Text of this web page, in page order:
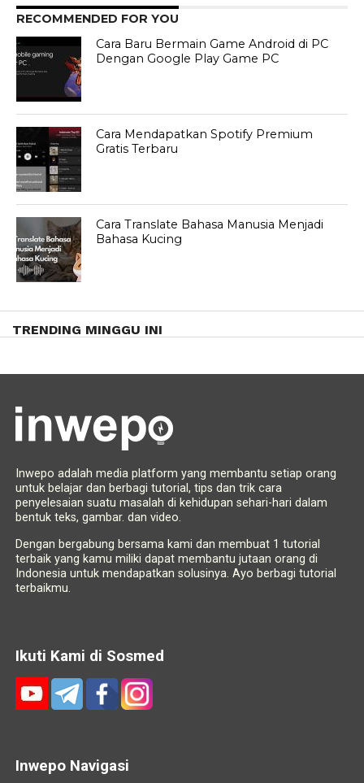
RECOMMENDED FOR YOU
Cara Baru Bermain Game Android di PC
Dengan Google Play Game PC
Cara Mendapatkan Spotify Premium
Gratis Terbaru
Cara Translate Bahasa Manusia Menjadi
Bahasa Kucing
TRENDING MINGGU INI
Inwepo adalah media platform yang membantu setiap orang
untuk belajar dan berbagi tutorial, tips dan trik cara
penyelesaian suatu masalah di kehidupan sehari-hari dalam
bentuk teks, gambar. dan video.
Dengan bergabung bersama kami dan membuat 1 tutorial
terbaik yang kamu miliki dapat membantu jutaan orang di
Indonesia untuk mendapatkan solusinya. Ayo berbagi tutorial
terbaikmu.
Ikuti Kami di Sosmed
Inwepo Navigasi